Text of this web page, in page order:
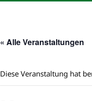
« Alle Veranstaltungen
Diese Veranstaltung hat